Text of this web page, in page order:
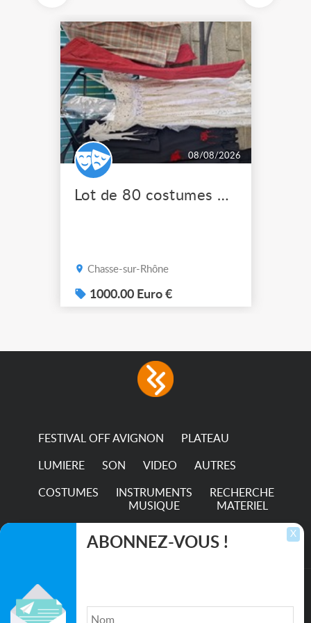
08/08/2026
Lot de 80 costumes de scène pro
Chasse-sur-Rhône
1000.00 Euro €
FESTIVAL OFF AVIGNON PLATEAU
LUMIERE SON VIDEO AUTRES
COSTUMES
INSTRUMENTS
MUSIQUE
RECHERCHE
MATERIEL
TRANSPORTS X
ABONNEZ-VOUS !